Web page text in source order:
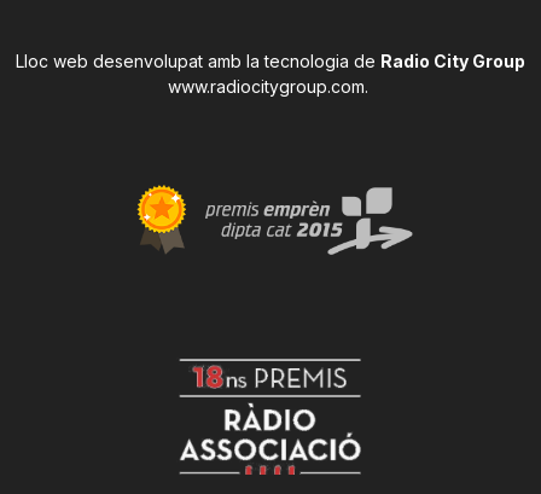
Lloc web desenvolupat amb la tecnologia de Radio City Group
www.radiocitygroup.com.